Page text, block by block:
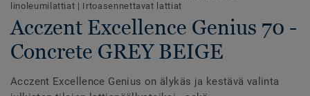
linoleumilattiat | Irtoasennettavat lattiat
Acczent Excellence Genius 70 -
Concrete GREY BEIGE
Acczent Excellence Genius on älykäs ja kestävä valinta